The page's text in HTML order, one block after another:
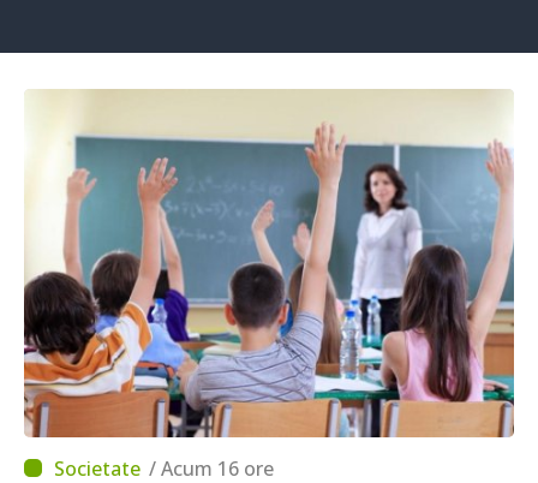
/ Acum 16 ore